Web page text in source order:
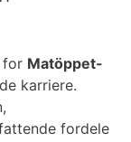
for Matöppet-
karriere.
fordele